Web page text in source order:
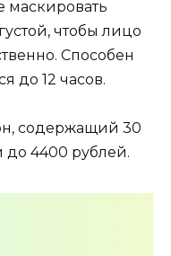
маскировать
чтобы лицо
Способен
до 12 часов.
содержащий 30
до 4400 рублей.